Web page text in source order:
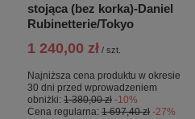
stojąca (bez korka)-Daniel
Rubinetterie/Tokyo
1 240,00 zł / szt.
Najniższa cena produktu w okresie
30 dni przed wprowadzeniem
obniżki: 1 380,00 zł -10%
Cena regularna: 1 697,40 zł -27%